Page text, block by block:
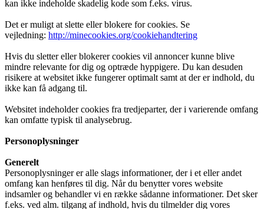
kan ikke indeholde skadelig kode som f.eks. virus.
Det er muligt at slette eller blokere for cookies. Se
vejledning: http://minecookies.org/cookiehandtering
Hvis du sletter eller blokerer cookies vil annoncer kunne blive
mindre relevante for dig og optræde hyppigere. Du kan desuden
risikere at websitet ikke fungerer optimalt samt at der er indhold, du
ikke kan få adgang til.
Websitet indeholder cookies fra tredjeparter, der i varierende omfang
kan omfatte typisk til analysebrug.
Personoplysninger
Generelt
Personoplysninger er alle slags informationer, der i et eller andet
omfang kan henføres til dig. Når du benytter vores website
indsamler og behandler vi en række sådanne informationer. Det sker
f.eks. ved alm. tilgang af indhold, hvis du tilmelder dig vores